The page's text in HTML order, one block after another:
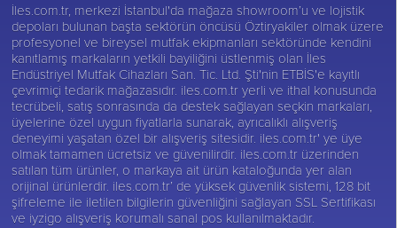
İles.com.tr, merkezi İstanbul'da mağaza showroom’u ve lojistik
depoları bulunan başta sektörün öncüsü Öztiryakiler olmak üzere
profesyonel ve bireysel mutfak ekipmanları sektöründe kendini
kanıtlamış markaların yetkili bayiliğini üstlenmiş olan İles
Endüstriyel Mutfak Cihazları San. Tic. Ltd. Şti'nin ETBİS'e kayıtlı
çevrimiçi tedarik mağazasıdır. iles.com.tr yerli ve ithal konusunda
tecrübeli, satış sonrasında da destek sağlayan seçkin markaları,
üyelerine özel uygun fiyatlarla sunarak, ayrıcalıklı alışveriş
deneyimi yaşatan özel bir alışveriş sitesidir. iles.com.tr' ye üye
olmak tamamen ücretsiz ve güvenilirdir. iles.com.tr üzerinden
satılan tüm ürünler, o markaya ait ürün kataloğunda yer alan
orijinal ürünlerdir. iles.com.tr’ de yüksek güvenlik sistemi, 128 bit
şifreleme ile iletilen bilgilerin güvenliğini sağlayan SSL Sertifikası
ve iyzigo alışveriş korumalı sanal pos kullanılmaktadır.